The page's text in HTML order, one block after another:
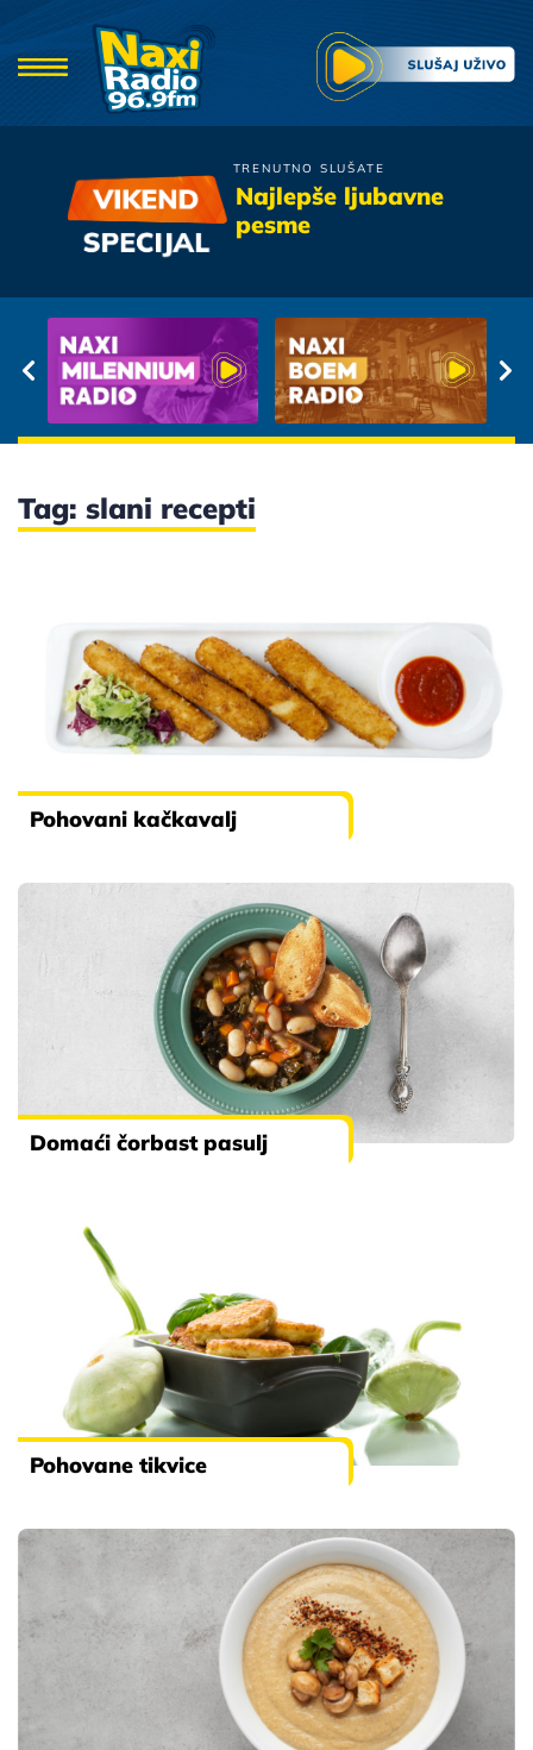
TRENUTNO SLUŠATE
Najlepše ljubavne
pesme
Galija
Tag: slani recepti
Pohovani kačkavalj
Domaći čorbast pasulj
Pohovane tikvice